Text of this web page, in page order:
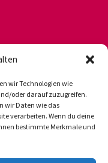
wir Technologien wie
oder darauf zuzugreifen.
wir Daten wie das
verarbeiten. Wenn du deine
bestimmte Merkmale und